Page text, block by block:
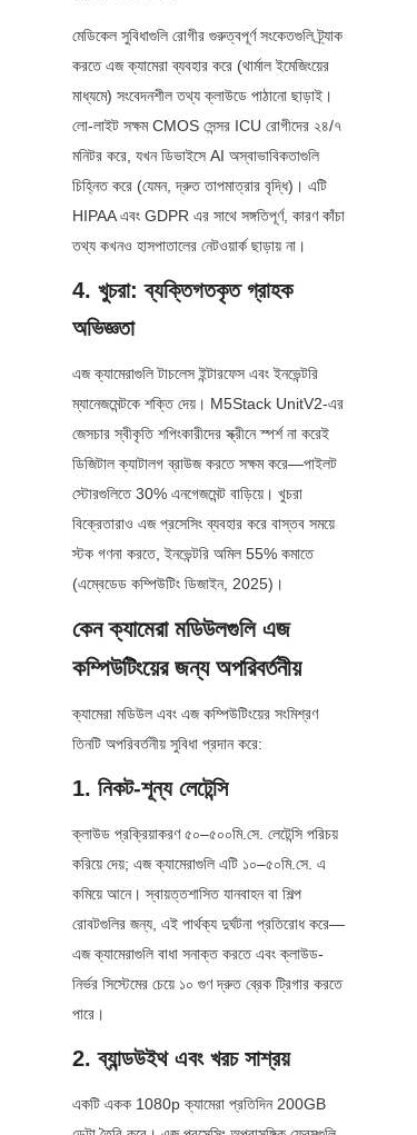
মেডিকেল সুবিধাগুলি রোগীর গুরুত্বপূর্ণ সংকেতগুলি ট্র্যাক
করতে এজ ক্যামেরা ব্যবহার করে (থার্মাল ইমেজিংয়ের
মাধ্যমে) সংবেদনশীল তথ্য ক্লাউডে পাঠানো ছাড়াই।
লো-লাইট সক্ষম CMOS সেন্সর ICU রোগীদের ২৪/৭
মনিটর করে, যখন ডিভাইসে AI অস্বাভাবিকতাগুলি
চিহ্নিত করে (যেমন, দ্রুত তাপমাত্রার বৃদ্ধি)। এটি
HIPAA এবং GDPR এর সাথে সঙ্গতিপূর্ণ, কারণ কাঁচা
তথ্য কখনও হাসপাতালের নেটওয়ার্ক ছাড়ায় না।
4. খুচরা: ব্যক্তিগতকৃত গ্রাহক
অভিজ্ঞতা
এজ ক্যামেরাগুলি টাচলেস ইন্টারফেস এবং ইনভেন্টরি
ম্যানেজমেন্টকে শক্তি দেয়। M5Stack UnitV2-এর
জেসচার স্বীকৃতি শপিংকারীদের স্ক্রীনে স্পর্শ না করেই
ডিজিটাল ক্যাটালগ ব্রাউজ করতে সক্ষম করে—পাইলট
স্টোরগুলিতে 30% এনগেজমেন্ট বাড়িয়ে। খুচরা
বিক্রেতারাও এজ প্রসেসিং ব্যবহার করে বাস্তব সময়ে
স্টক গণনা করতে, ইনভেন্টরি অমিল 55% কমাতে
(এম্বেডেড কম্পিউটিং ডিজাইন, 2025)।
কেন ক্যামেরা মডিউলগুলি এজ
কম্পিউটিংয়ের জন্য অপরিবর্তনীয়
ক্যামেরা মডিউল এবং এজ কম্পিউটিংয়ের সংমিশ্রণ
তিনটি অপরিবর্তনীয় সুবিধা প্রদান করে:
1. নিকট-শূন্য লেটেন্সি
ক্লাউড প্রক্রিয়াকরণ ৫০–৫০০মি.সে. লেটেন্সি পরিচয়
করিয়ে দেয়; এজ ক্যামেরাগুলি এটি ১০–৫০মি.সে. এ
কমিয়ে আনে। স্বায়ত্তশাসিত যানবাহন বা শিল্প
রোবটগুলির জন্য, এই পার্থক্য দুর্ঘটনা প্রতিরোধ করে—
এজ ক্যামেরাগুলি বাধা সনাক্ত করতে এবং ক্লাউড-
নির্ভর সিস্টেমের চেয়ে ১০ গুণ দ্রুত ব্রেক ট্রিগার করতে
পারে।
2. ব্যান্ডউইথ এবং খরচ সাশ্রয়
একটি একক 1080p ক্যামেরা প্রতিদিন 200GB